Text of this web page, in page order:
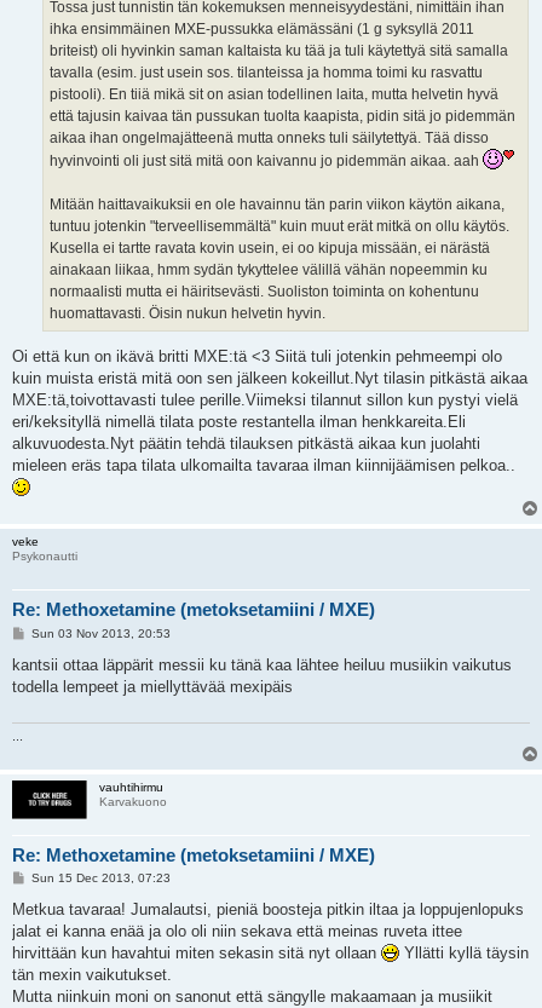
Tossa just tunnistin tän kokemuksen menneisyydestäni, nimittäin ihan
ihka ensimmäinen MXE-pussukka elämässäni (1 g syksyllä 2011
briteist) oli hyvinkin saman kaltaista ku tää ja tuli käytettyä sitä samalla
tavalla (esim. just usein sos. tilanteissa ja homma toimi ku rasvattu
pistooli). En tiiä mikä sit on asian todellinen laita, mutta helvetin hyvä
että tajusin kaivaa tän pussukan tuolta kaapista, pidin sitä jo pidemmän
aikaa ihan ongelmajätteenä mutta onneks tuli säilytettyä. Tää disso
hyvinvointi oli just sitä mitä oon kaivannu jo pidemmän aikaa. aah
Mitään haittavaikuksii en ole havainnu tän parin viikon käytön aikana,
tuntuu jotenkin "terveellisemmältä" kuin muut erät mitkä on ollu käytös.
Kusella ei tartte ravata kovin usein, ei oo kipuja missään, ei närästä
ainakaan liikaa, hmm sydän tykyttelee välillä vähän nopeemmin ku
normaalisti mutta ei häiritsevästi. Suoliston toiminta on kohentunu
huomattavasti. Öisin nukun helvetin hyvin.
Oi että kun on ikävä britti MXE:tä <3 Siitä tuli jotenkin pehmeempi olo
kuin muista eristä mitä oon sen jälkeen kokeillut.Nyt tilasin pitkästä aikaa
MXE:tä,toivottavasti tulee perille.Viimeksi tilannut sillon kun pystyi vielä
eri/keksityllä nimellä tilata poste restantella ilman henkkareita.Eli
alkuvuodesta.Nyt päätin tehdä tilauksen pitkästä aikaa kun juolahti
mieleen eräs tapa tilata ulkomailta tavaraa ilman kiinnijäämisen pelkoa..
veke
Psykonautti
Re: Methoxetamine (metoksetamiini / MXE)
P
s
Sun 03 Nov 2013, 20:53
kantsii ottaa läppärit messii ku tänä kaa lähtee heiluu musiikin vaikutus
todella lempeet ja miellyttävää mexipäis
vauhtihirmu
Karvakuono
Re: Methoxetamine (metoksetamiini / MXE)
P
s
Sun 15 Dec 2013, 07:23
Metkua tavaraa! Jumalautsi, pieniä boosteja pitkin iltaa ja loppujenlopuks
jalat ei kanna enää ja olo oli niin sekava että meinas ruveta ittee
hirvittään kun havahtui miten sekasin sitä nyt ollaan
Yllätti kyllä täysin
tän mexin vaikutukset.
Mutta niinkuin moni on sanonut että sängylle makaamaan ja musiikit